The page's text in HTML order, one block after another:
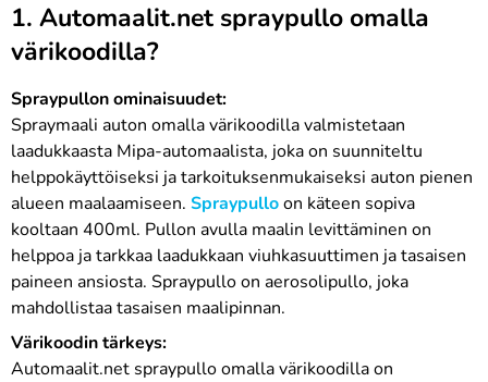
1. Automaalit.net spraypullo omalla
värikoodilla?
Spraypullon ominaisuudet:
Spraymaali auton omalla värikoodilla valmistetaan
laadukkaasta Mipa-automaalista, joka on suunniteltu
helppokäyttöiseksi ja tarkoituksenmukaiseksi auton pienen
alueen maalaamiseen. Spraypulloon käteen sopiva
kooltaan 400ml. Pullon avulla maalin levittäminen on
helppoa ja tarkkaa laadukkaan viuhkasuuttimen ja tasaisen
paineen ansiosta. Spraypullo on aerosolipullo, joka
mahdollistaa tasaisen maalipinnan.
Värikoodin tärkeys:
Automaalit.net spraypullo omalla värikoodilla on